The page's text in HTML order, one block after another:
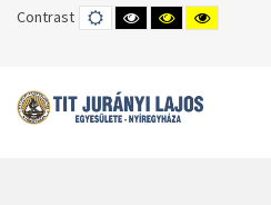
Contrast DEFAULT
MODE
HIGH
CONTRAST
HIGH
CONTRAST
HIGH
CONTRAST